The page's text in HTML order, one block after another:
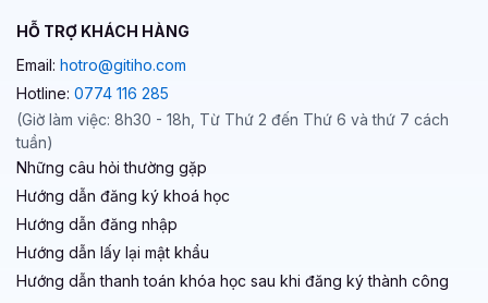
HỖ TRỢ KHÁCH HÀNG
Email: hotro@gitiho.com
Hotline: 0774 116 285
(Giờ làm việc: 8h30 - 18h, Từ Thứ 2 đến Thứ 6 và thứ 7 cách
tuần)
Những câu hỏi thường gặp
Hướng dẫn đăng ký khoá học
Hướng dẫn đăng nhập
Hướng dẫn lấy lại mật khẩu
Hướng dẫn thanh toán khóa học sau khi đăng ký thành công